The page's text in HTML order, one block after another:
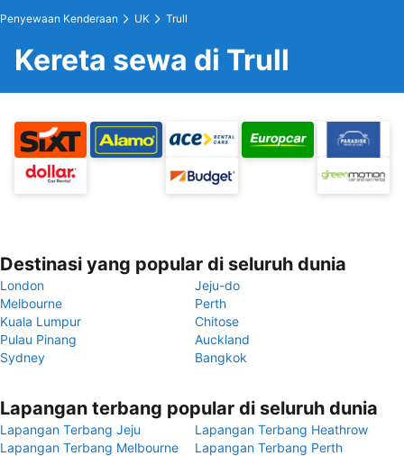
Penyewaan Kenderaan UK Trull
Kereta sewa di Trull
Destinasi yang popular di seluruh dunia
London
Jeju-do
Melbourne
Perth
Kuala Lumpur
Chitose
Pulau Pinang
Auckland
Sydney
Bangkok
Lapangan terbang popular di seluruh dunia
Lapangan Terbang Jeju
Lapangan Terbang Heathrow
Lapangan Terbang Melbourne
Lapangan Terbang Perth